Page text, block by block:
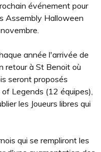
événement pour
Assembly Halloween
année l'arrivée de
retour à St Benoit où
seront proposés
Legends (12 équipes),
les Joueurs libres qui
qui se rempliront les